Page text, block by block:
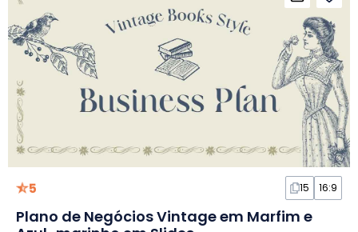
5 15 16:9
Plano de Negócios Vintage em Marfim e